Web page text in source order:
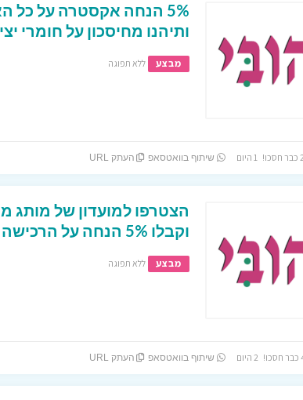
5% הנחה אקסטרה על
ותיהנו מחיסכון על חומרי
מבצע ללא תפוגה
שיתוף בוואטסאפ העתק URL
הצטרפו למועדון של מותג
וקבלו 5% הנחה על הרכישה הראשונה
מבצע ללא תפוגה
שיתוף בוואטסאפ העתק URL